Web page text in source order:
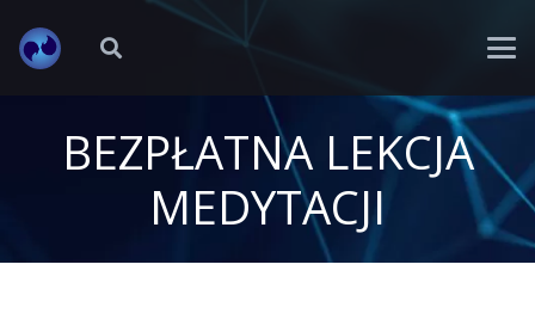
BEZPŁATNA LEKCJA
MEDYTACJI